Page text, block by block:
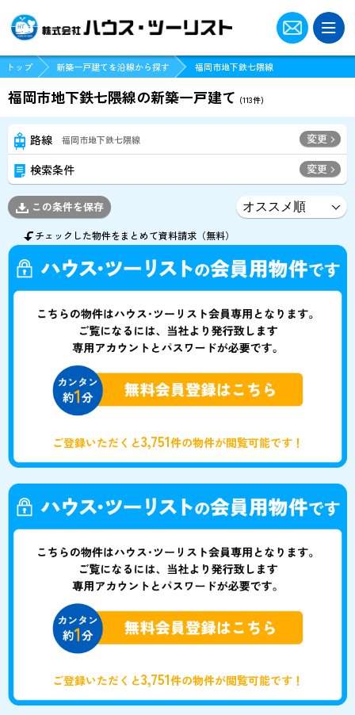
トップ 新築一戸建てを沿線から探す 福岡市地下鉄七隈線
福岡市地下鉄七隈線の新築一戸建て (113件)
路線 福岡市地下鉄七隈線 変更
検索条件 変更
この条件を保存
チェックした物件をまとめて資料請求（無料）
ご登録いただくと3,751件の物件が閲覧可能です！
ご登録いただくと3,751件の物件が閲覧可能です！